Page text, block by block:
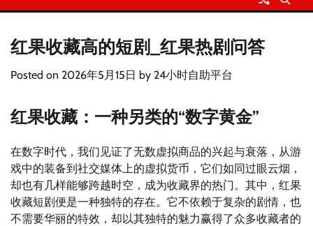
红果收藏高的短剧_红果热剧问答
Posted on 2026年5月15日 by 24小时自助平台
红果收藏：一种另类的“数字黄金”
在数字时代，我们见证了无数虚拟商品的兴起与衰落，从游
戏中的装备到社交媒体上的虚拟货币，它们如同过眼云烟，
却也有几样能够跨越时空，成为收藏界的热门。其中，红果
收藏短剧便是一种独特的存在。它不依赖于复杂的剧情，也
不需要华丽的特效，却以其独特的魅力赢得了众多收藏者的